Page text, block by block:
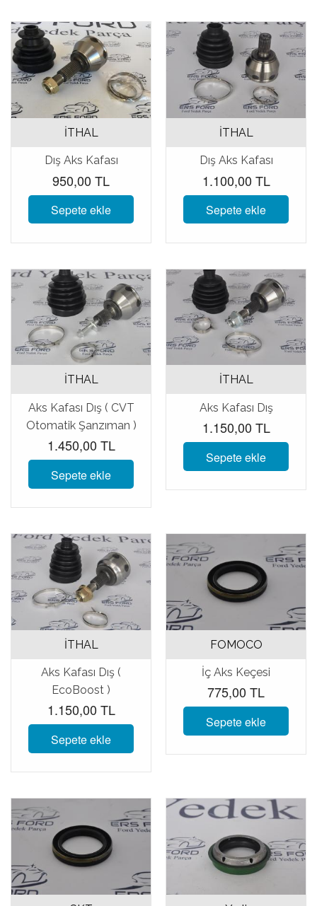
İTHAL
Dış Aks Kafası
950,00 TL
Sepete ekle
İTHAL
Dış Aks Kafası
1.100,00 TL
Sepete ekle
İTHAL
Aks Kafası Dış ( CVT
Otomatik Şanzıman )
1.450,00 TL
Sepete ekle
İTHAL
Aks Kafası Dış
1.150,00 TL
Sepete ekle
İTHAL
Aks Kafası Dış (
EcoBoost )
1.150,00 TL
Sepete ekle
FOMOCO
İç Aks Keçesi
775,00 TL
Sepete ekle